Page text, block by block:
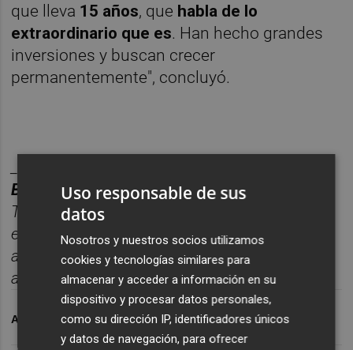
que lleva 15 años, que habla de lo
extraordinario que es. Han hecho grandes
inversiones y buscan crecer
permanentemente", concluyó.
BOLET Í N DEPORTES CASTELLÓN PLAZA.
Toda la información deportiva de la provincia,
enviada cada día a tu correo para seguir la
actualidad sin depender de
algoritmos.Suscríbetegratis al boletín aqu
ARCHIVADO EN VILLARREAL CF FÚTBOL
Uso responsable de sus
datos
Nosotros y nuestros socios utilizamos
cookies y tecnologías similares para
almacenar y acceder a información en su
dispositivo y procesar datos personales,
como su dirección IP, identificadores únicos
y datos de navegación, para ofrecer